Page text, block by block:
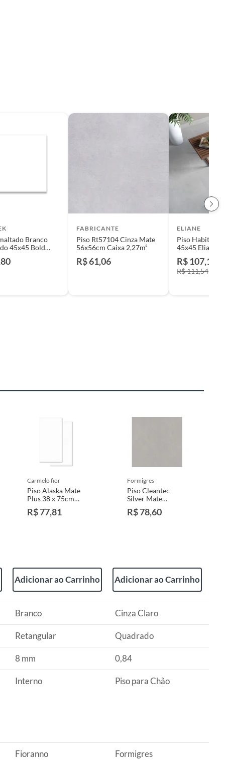
Branco
45x45 Bold
FABRICANTE
Piso Rt57104 Cinza Mate
56x56cm Caixa 2,27m²
R$ 61,06
ELIANE
Piso Habitat
45x45 Eliane
R$ 107,14
R$ 111,54
carmelo fior
Piso Alaska Mate
Plus 38 x 75cm
Retificado Carmelo
Fior 1,95m²
R$ 77,81
Adicionar ao Carrinho
formigres
Piso Cleantec
Silver Mate
Retificado
81x81cm Caixa
R$ 78,60
Adicionar ao Carrinho
Branco Cinza Claro
Retangular Quadrado
8 mm 0,84
Interno Piso para Chão
Fioranno Formigres